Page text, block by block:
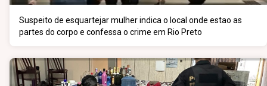
Suspeito de esquartejar mulher indica o local onde estao as
partes do corpo e confessa o crime em Rio Preto